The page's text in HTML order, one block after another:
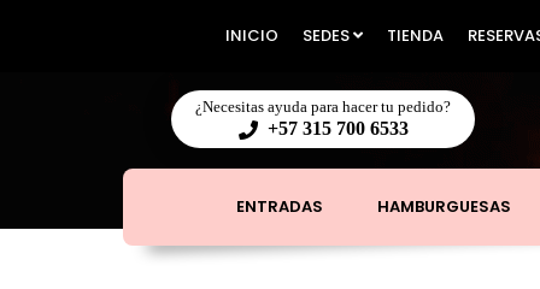
INICIO SEDES TIENDA
¿Necesitas ayuda para hacer tu pedido?
+57 315 700 6533
ENTRADAS HAMBURGUESAS